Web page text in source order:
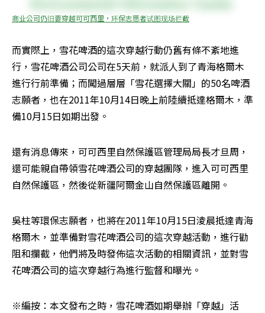
商业公司仍旧要穿越可可西里，环保志愿者试图现场拦截
而實際上，雪花啤酒的這次穿越行動仍舊有條不紊地進
行，雪花啤酒公司公司在5天前，就派人到了青海格爾木
進行行前準備；而闖過層層「雪花選擇大關」的50名啤酒
志願者，也在2011年10月14日晚上前陸續抵達格爾木，準
備10月15日如期出發。
還有消息傳來，可可西里自然保護區管理局局長才旦周，
還可能親自帶領雪花啤酒公司的穿越團隊，進入可可西里
自然保護區，然後從新疆阿爾金山自然保護區離開。
吳柱等環保志願者，也將在2011年10月15日淩晨抵達青海
格爾木，並準備對雪花啤酒公司的這次穿越活動，進行勸
阻和攔截，他們將及時發佈這次活動的相關資訊，並對雪
花啤酒公司的這次穿越行為進行監督和曝光。
※編按：本文發布之時，雪花啤酒如期舉辦「穿越」活